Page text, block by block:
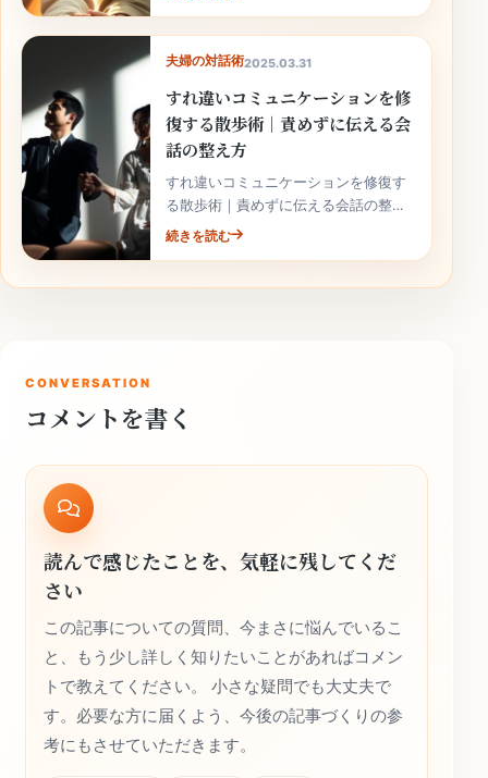
切...
夫婦の対話術2025.03.31
すれ違いコミュニケーションを修
復する散歩術｜責めずに伝える会
話の整え方
すれ違いコミュニケーションを修復す
る散歩術｜責めずに伝える会話の整え
方では、相手を急かさず、原因を分け
続きを読む
CONVERSATION
コメントを書く
読んで感じたことを、気軽に残してくだ
さい
この記事についての質問、今まさに悩んでいるこ
と、もう少し詳しく知りたいことがあればコメン
トで教えてください。 小さな疑問でも大丈夫で
す。必要な方に届くよう、今後の記事づくりの参
考にもさせていただきます。